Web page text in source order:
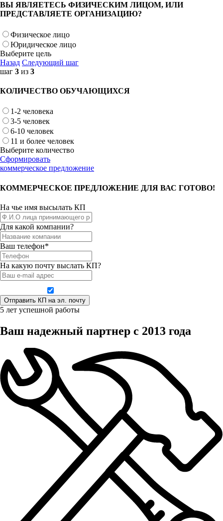
ВЫ ЯВЛЯЕТЕСЬ ФИЗИЧЕСКИМ ЛИЦОМ, ИЛИ
ПРЕДСТАВЛЯЕТЕ ОРГАНИЗАЦИЮ?
Физическое лицо
Юридическое лицо
Выберите цель
Назад Следующий шаг
шаг 3 из 3
КОЛИЧЕСТВО ОБУЧАЮЩИХСЯ
1-2 человека
3-5 человек
6-10 человек
11 и более человек
Выберите количество
Сформировать
коммерческое предложение
КОММЕРЧЕСКОЕ ПРЕДЛОЖЕНИЕ ДЛЯ ВАС ГОТОВО!
На чье имя высылать КП
Для какой компании?
Ваш телефон*
На какую почту выслать КП?
5 лет успешной работы
Ваш надежный партнер с 2013 года